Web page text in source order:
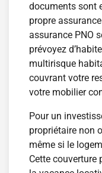
documents sont
propre
assurance PNO
prévoyez
multirisque
couvrant votre
votre mobilier
Pour un
propriétaire non
même si le
Cette couverture